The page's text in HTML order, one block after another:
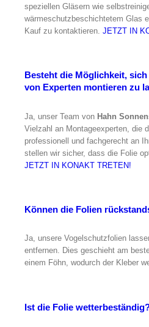
speziellen Gläsern wie
wärmeschutzbeschichtetem Glas
Kauf zu kontaktieren. JETZT IN
Besteht die Möglichkeit,
von Experten montieren zu
Ja, unser Team von Hahn
Vielzahl an Montageexperten, die
professionell und fachgerecht an
stellen wir sicher, dass die Folie
JETZT IN KONAKT TRETEN!
Können die Folien
Ja, unsere Vogelschutzfolien
entfernen. Dies geschieht am
einem Föhn, wodurch der Kleber
Ist die Folie